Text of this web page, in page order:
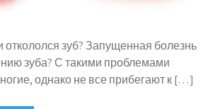
зуб? Запущенная болезнь
зуба? С такими проблемами
однако не все прибегают к […]